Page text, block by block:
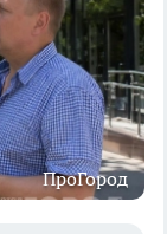
ПроГород